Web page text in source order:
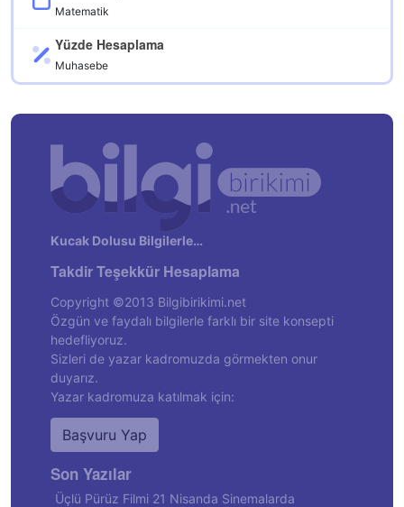
Matematik
Yüzde Hesaplama
Muhasebe
Kucak Dolusu Bilgilerle…
Takdir Teşekkür Hesaplama
Copyright ©2013 Bilgibirikimi.net
Özgün ve faydalı bilgilerle farklı bir site konsepti
hedefliyoruz.
Sizleri de yazar kadromuzda görmekten onur
duyarız.
Yazar kadromuza katılmak için:
Başvuru Yap
Son Yazılar
Üçlü Pürüz Filmi 21 Nisanda Sinemalarda